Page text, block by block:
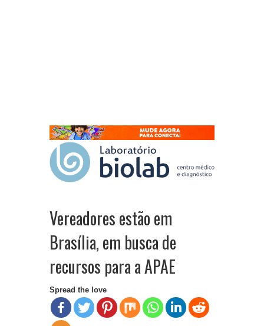
Vereadores estão em
Brasília, em busca de
recursos para a APAE
Spread the love